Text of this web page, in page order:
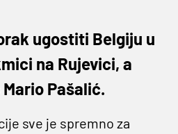
ugostiti Belgiju u
na Rujevici, a
Pašalić.
sve je spremno za